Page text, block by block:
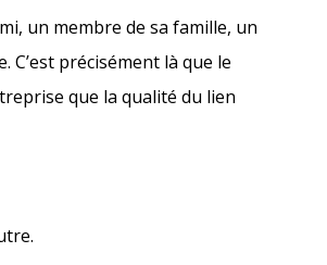
un membre de sa famille, un
précisément là que le
que la qualité du lien